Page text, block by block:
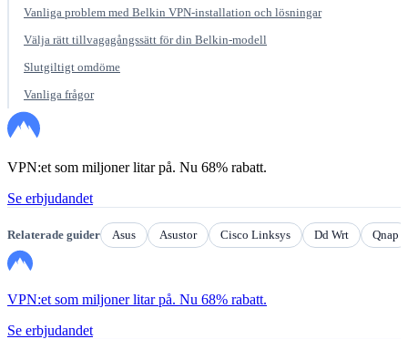
Vanliga problem med Belkin VPN-installation och lösningar
Välja rätt tillvagagångssätt för din Belkin-modell
Slutgiltigt omdöme
Vanliga frågor
VPN:et som miljoner litar på. Nu 68% rabatt.
Se erbjudandet
Relaterade guider Asus Asustor Cisco Linksys Dd Wrt Qnap
VPN:et som miljoner litar på. Nu 68% rabatt.
Se erbjudandet